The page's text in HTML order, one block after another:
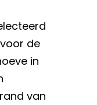
de
in
van